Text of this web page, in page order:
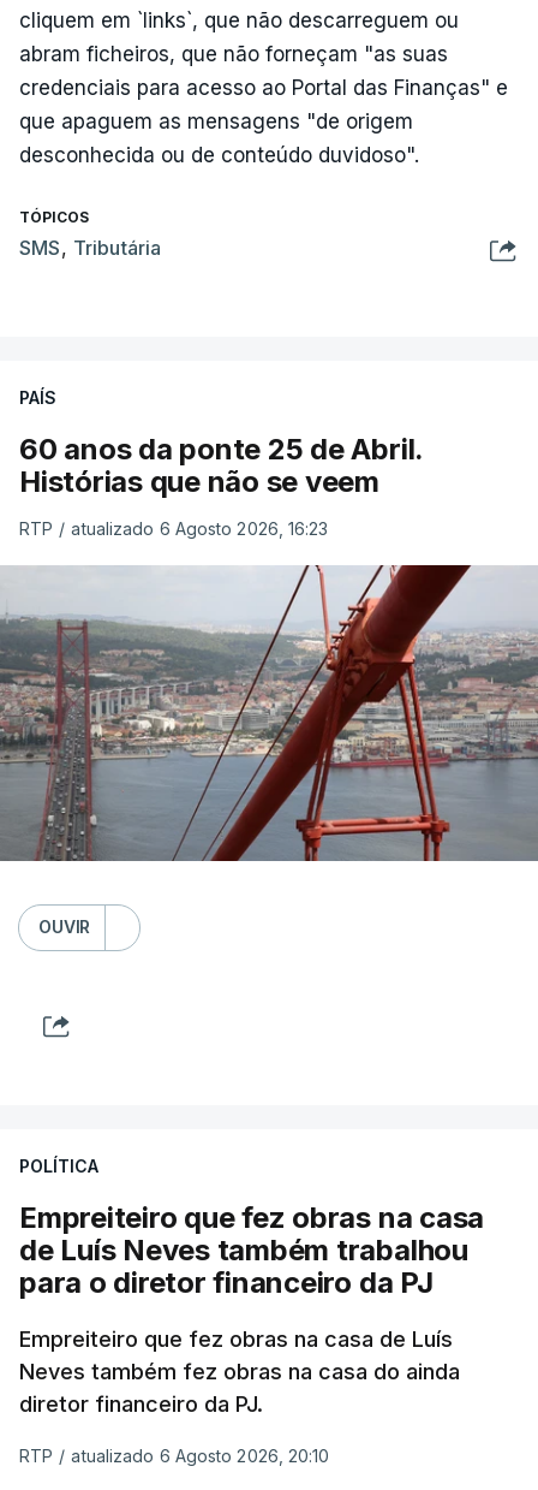
cliquem em `links`, que não descarreguem ou
abram ficheiros, que não forneçam "as suas
credenciais para acesso ao Portal das Finanças" e
que apaguem as mensagens "de origem
desconhecida ou de conteúdo duvidoso".
TÓPICOS
SMS, Tributária
PAÍS
60 anos da ponte 25 de Abril.
Histórias que não se veem
RTP / atualizado 6 Agosto 2026, 16:23
OUVIR
POLÍTICA
Empreiteiro que fez obras na casa
de Luís Neves também trabalhou
para o diretor financeiro da PJ
Empreiteiro que fez obras na casa de Luís
Neves também fez obras na casa do ainda
diretor financeiro da PJ.
RTP / atualizado 6 Agosto 2026, 20:10